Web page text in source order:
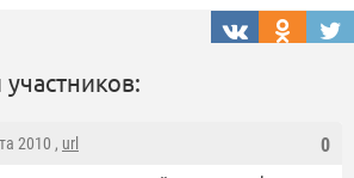
0
2010 , url